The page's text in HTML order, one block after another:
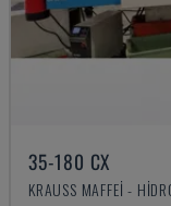
35-180 CX
KRAUSS MAFFEI -